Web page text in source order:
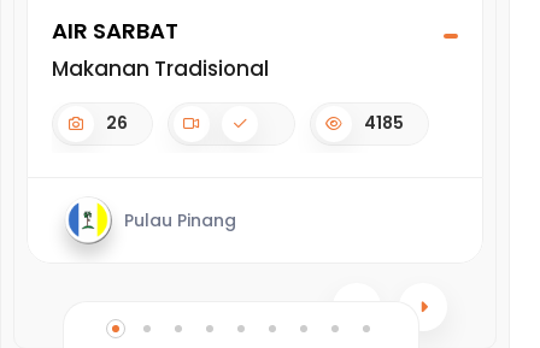
AIR SARBAT
Makanan Tradisional
26 4185
Pulau Pinang